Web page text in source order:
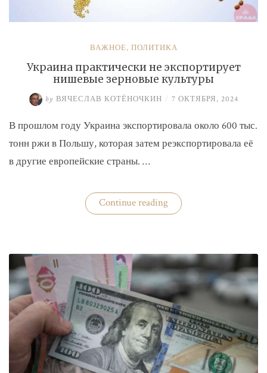
ВАЖНОЕ, ПОЛИТИКА
Украина практически не экспортирует
нишевые зерновые культуры
by ВЯЧЕСЛАВ КОТЁНОЧКИН / 7 ОКТЯБРЯ, 2024
В прошлом году Украина экспортировала около 600 тыс.
тонн ржи в Польшу, которая затем реэкспортировала её
в другие европейские страны. …
Continue reading«Украина
практически
зерновые
культуры»